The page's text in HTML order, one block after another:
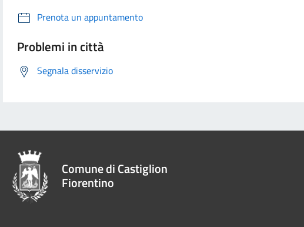
Prenota un appuntamento
Problemi in città
Segnala disservizio
Comune di Castiglion
Fiorentino